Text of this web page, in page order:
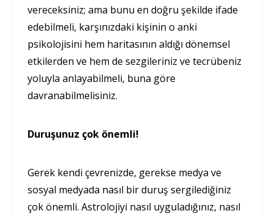
vereceksiniz; ama bunu en doğru şekilde ifade
edebilmeli, karşınızdaki kişinin o anki
psikolojisini hem haritasının aldığı dönemsel
etkilerden ve hem de sezgileriniz ve tecrübeniz
yoluyla anlayabilmeli, buna göre
davranabilmelisiniz.
Duruşunuz çok önemli!
Gerek kendi çevrenizde, gerekse medya ve
sosyal medyada nasıl bir duruş sergilediğiniz
çok önemli. Astrolojiyi nasıl uyguladığınız, nasıl